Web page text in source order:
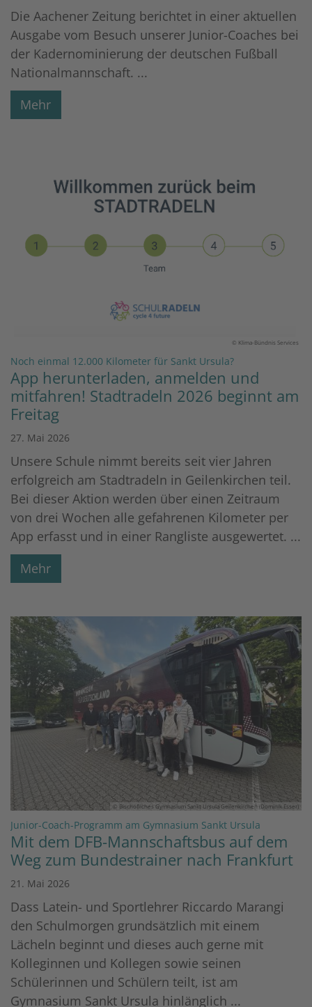
Die Aachener Zeitung berichtet in einer aktuellen
Ausgabe vom Besuch unserer Junior-Coaches bei
der Kadernominierung der deutschen Fußball
Nationalmannschaft. ...
Mehr
© Klima-Bündnis Services
Noch einmal 12.000 Kilometer für Sankt Ursula?:
App herunterladen, anmelden und
mitfahren! Stadtradeln 2026 beginnt am
Freitag
27. Mai 2026
Unsere Schule nimmt bereits seit vier Jahren
erfolgreich am Stadtradeln in Geilenkirchen teil.
Bei dieser Aktion werden über einen Zeitraum
von drei Wochen alle gefahrenen Kilometer per
App erfasst und in einer Rangliste ausgewertet. ...
Mehr
© Bischöfliches Gymnasium Sankt Ursula Geilenkirchen (Dominik Esser)
Junior-Coach-Programm am Gymnasium Sankt Ursula
Mit dem DFB-Mannschaftsbus auf dem
Weg zum Bundestrainer nach Frankfurt
21. Mai 2026
Dass Latein- und Sportlehrer Riccardo Marangi
den Schulmorgen grundsätzlich mit einem
Lächeln beginnt und dieses auch gerne mit
Kolleginnen und Kollegen sowie seinen
Schülerinnen und Schülern teilt, ist am
Gymnasium Sankt Ursula hinlänglich ...